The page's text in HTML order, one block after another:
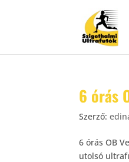
6 órás
Szerző:
6 órás OB
utolsó